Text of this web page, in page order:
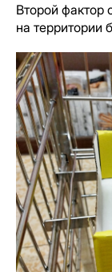
Второй фактор
на территории